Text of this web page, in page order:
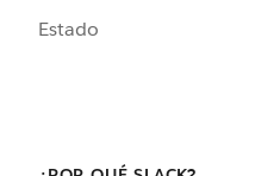
Estado